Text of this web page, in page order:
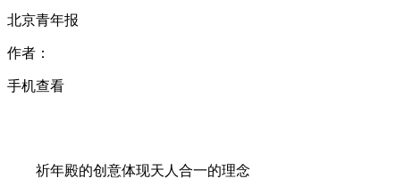
北京青年报
作者：
手机查看
祈年殿的创意体现天人合一的理念